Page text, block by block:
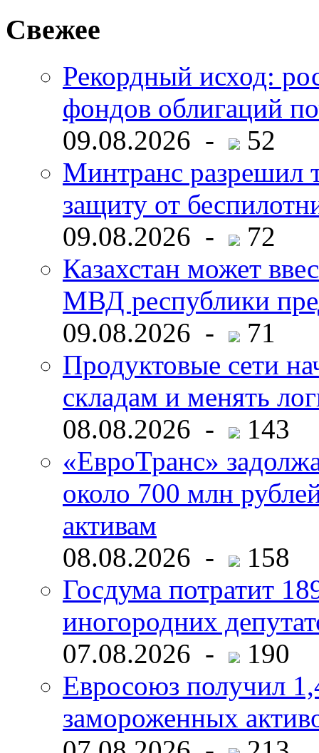
Свежее
Рекордный исход:
фондов облигаций
09.08.2026 -
52
Минтранс разрешил
защиту от
09.08.2026 -
72
Казахстан может
МВД республики
09.08.2026 -
71
Продуктовые сети
складам и менять
08.08.2026 -
143
«ЕвроТранс»
около 700 млн
активам
08.08.2026 -
158
Госдума потратит
иногородних
07.08.2026 -
190
Евросоюз получил
замороженных